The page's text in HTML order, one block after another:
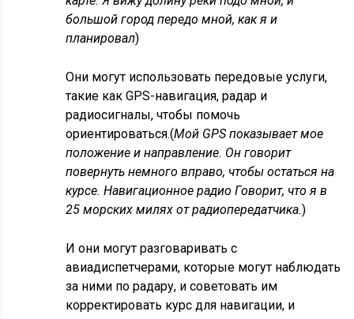
большой город передо мной, как я и
планировал)
Они могут использовать передовые услуги,
такие как GPS-навигация, радар и
радиосигналы, чтобы помочь
ориентироваться.(Мой GPS показывает мое
положение и направление. Он говорит
повернуть немного вправо, чтобы остаться на
курсе. Навигационное радио Говорит, что я в
25 морских милях от радиопередатчика.)
И они могут разговаривать с
авиадиспетчерами, которые могут наблюдать
за ними по радару, и советовать им
корректировать курс для навигации, и